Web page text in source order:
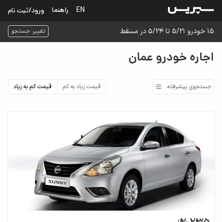
EN راهنما ورود/ثبت نام
۱۵ خودرو ۵/۲۱ تا ۵/۲۴ در مسقط تغییر جستجو
اجاره خودرو عمان
قیمت زیاد به کم قیمت کم به زیاد جستجوی پیشرفته